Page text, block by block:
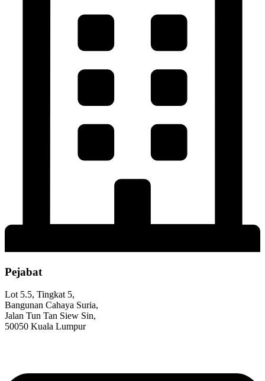
Pejabat
Lot 5.5, Tingkat 5,
Bangunan Cahaya Suria,
Jalan Tun Tan Siew Sin,
50050 Kuala Lumpur